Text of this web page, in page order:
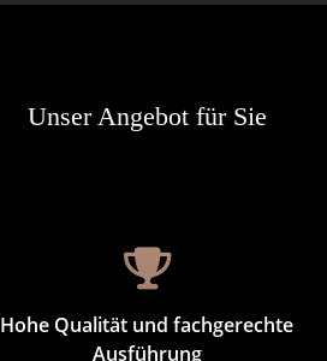
Unser Angebot für Sie
Hohe Qualität und fachgerechte
Ausführung